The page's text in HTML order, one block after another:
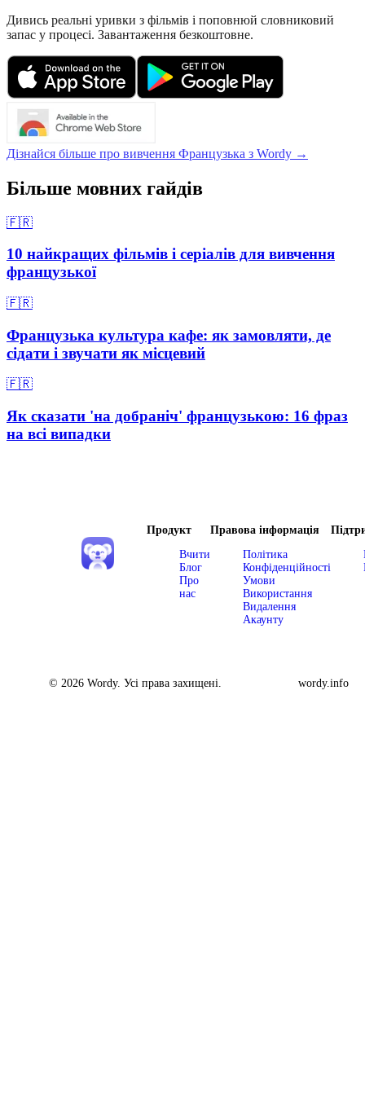
Дивись реальні уривки з фільмів і поповнюй словниковий
запас у процесі. Завантаження безкоштовне.
Дізнайся більше про вивчення Французька з Wordy →
Більше мовних гайдів
🇫🇷
10 найкращих фільмів і серіалів для вивчення
французької
🇫🇷
Французька культура кафе: як замовляти, де
сідати і звучати як місцевий
🇫🇷
Як сказати 'на добраніч' французькою: 16 фраз
на всі випадки
Продукт
Вчити
Блог
Про
нас
Правова інформація
Політика
Конфіденційності
Умови
Використання
Видалення
Акаунту
© 2026 Wordy. Усі права захищені. wordy.info